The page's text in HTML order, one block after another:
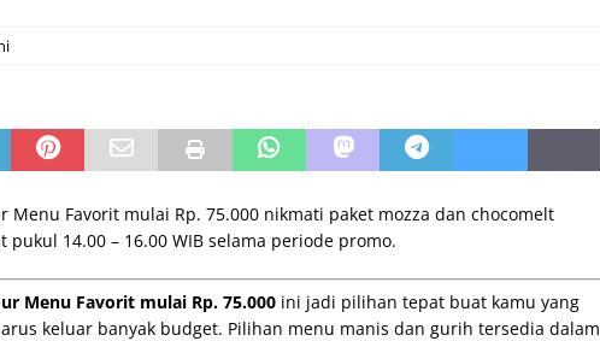
Menu Favorit mulai Rp. 75.000 nikmati paket mozza dan chocomelt
14.00 – 16.00 WIB selama periode promo.
Menu Favorit mulai Rp. 75.000 ini jadi pilihan tepat buat kamu yang
keluar banyak budget. Pilihan menu manis dan gurih tersedia dalam